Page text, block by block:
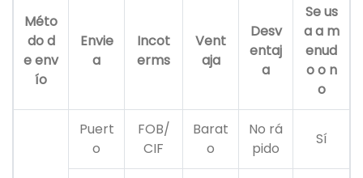
Méto
do d
e env
ío
Envie
a
Incot
erms
Vent
aja
Desv
entaj
a
Se us
a a m
enud
o o n
o
Puert
o
FOB/
CIF
Barat
o
No rá
pido
Sí